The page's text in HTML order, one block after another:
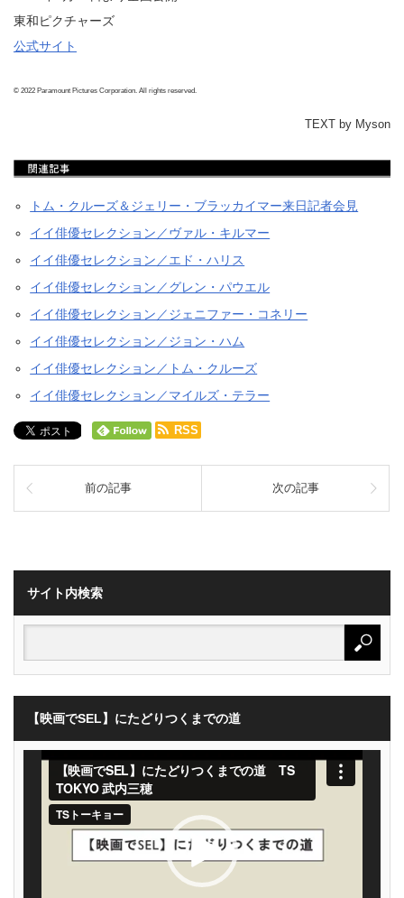
東和ピクチャーズ
公式サイト
© 2022 Paramount Pictures Corporation. All rights reserved.
TEXT by Myson
トム・クルーズ＆ジェリー・ブラッカイマー来日記者会見
イイ俳優セレクション／ヴァル・キルマー
イイ俳優セレクション／エド・ハリス
イイ俳優セレクション／グレン・パウエル
イイ俳優セレクション／ジェニファー・コネリー
イイ俳優セレクション／ジョン・ハム
イイ俳優セレクション／トム・クルーズ
イイ俳優セレクション／マイルズ・テラー
RSS
前の記事 次の記事
サイト内検索
【映画でSEL】にたどりつくまでの道